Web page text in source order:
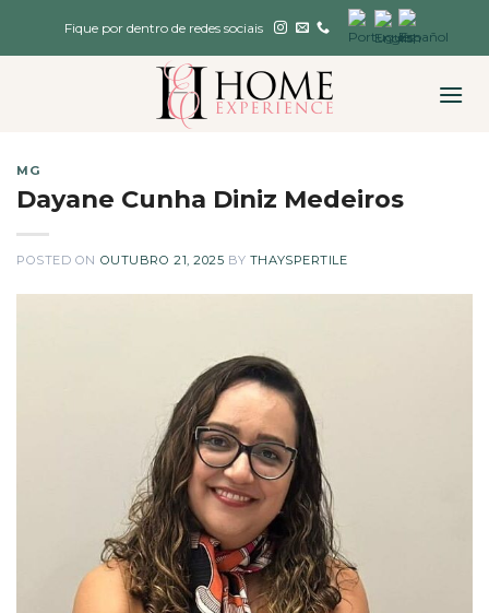
Fique por dentro de redes sociais
MG
Dayane Cunha Diniz Medeiros
POSTED ON OUTUBRO 21, 2025 BY THAYSPERTILE